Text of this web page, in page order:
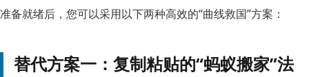
准备就绪后，您可以采用以下两种高效的“曲线救国”方案：
替代方案一：复制粘贴的“蚂蚁搬家”法